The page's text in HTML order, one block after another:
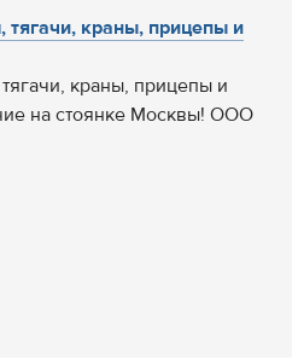
тягачи, краны, прицепы и
краны, прицепы и
на стоянке Москвы! ООО